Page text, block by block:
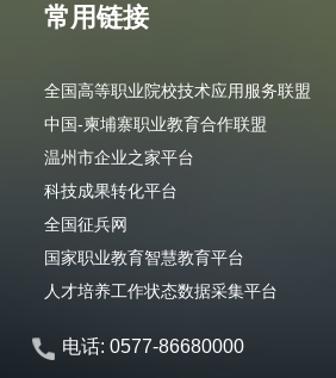
常用链接
全国高等职业院校技术应用服务联盟
中国-柬埔寨职业教育合作联盟
温州市企业之家平台
科技成果转化平台
全国征兵网
国家职业教育智慧教育平台
人才培养工作状态数据采集平台
电话: 0577-86680000